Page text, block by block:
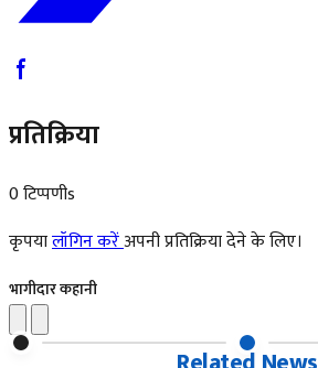
प्रतिक्रिया
0 टिप्पणीs
कृपयालॉगिन करेंअपनी प्रतिक्रिया देने के लिए।
भागीदार कहानी